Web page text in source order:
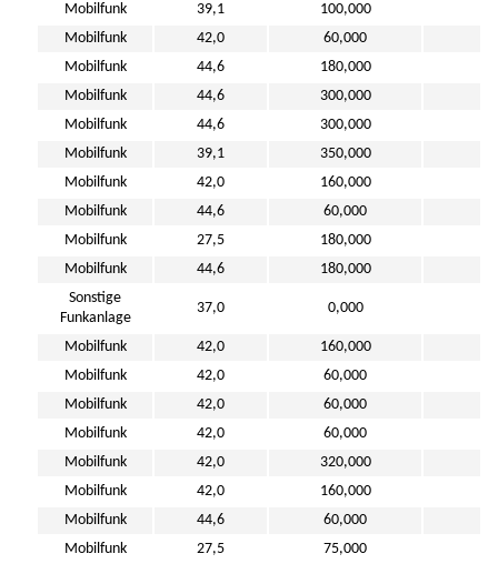
Mobilfunk
39,1 100,000
Mobilfunk
42,0 60,000
Mobilfunk
44,6 180,000
Mobilfunk
44,6 300,000
Mobilfunk
44,6 300,000
Mobilfunk
39,1 350,000
Mobilfunk
42,0 160,000
Mobilfunk
44,6 60,000
Mobilfunk
27,5 180,000
Mobilfunk
44,6 180,000
Sonstige
Funkanlage
37,0 0,000
Mobilfunk 42,0 160,000
Mobilfunk
42,0 60,000
Mobilfunk
42,0 60,000
Mobilfunk
42,0 60,000
Mobilfunk
42,0 320,000
Mobilfunk
42,0 160,000
Mobilfunk
44,6 60,000
Mobilfunk
27,5 75,000